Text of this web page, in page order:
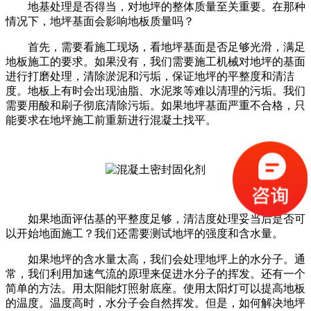
地基处理是否得当，对地坪的整体质量至关重要。在那种
情况下，地坪基面会影响地板质量吗？
首先，需要看施工现场，看地坪基面是否足够光滑，满足
地板施工的要求。如果没有，我们需要施工机械对地坪的基面
进行打磨处理，清除淤泥和污垢，保证地坪的平整度和清洁
度。地板上有时会出现油脂、水泥浆等难以清理的污垢。我们
需要用酸和刷子彻底清除污垢。如果地坪基面严重不合格，只
能要求在地坪施工前重新进行混凝土找平。
如果地面评估基的平整度足够，清洁度处理妥当后是否可
以开始地面施工？我们还需要测试地坪的强度和含水量。
如果地坪的含水量太高，我们会处理地坪上的水分子。通
常，我们利用加速气流的原理来促进水分子的挥发。还有一个
简单的方法。用太阳能灯照射底座。使用太阳灯可以提高地板
的温度。温度高时，水分子会自然挥发。但是，如何解决地坪